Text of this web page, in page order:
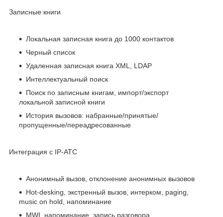
Записные книги
Локальная записная книга до 1000 контактов
Черный список
Удаленная записная книга XML, LDAP
Интеллектуальный поиск
Поиск по записным книгам, импорт/экспорт
локальной записной книги
История вызовов: набранные/принятые/
пропущенные/переадресованные
Интеграция с IP-АТС
Анонимный вызов, отклонение анонимных вызовов
Hot-desking, экстренный вызов, интерком, paging,
music on hold, напоминание
MWI, напоминание, запись разговора